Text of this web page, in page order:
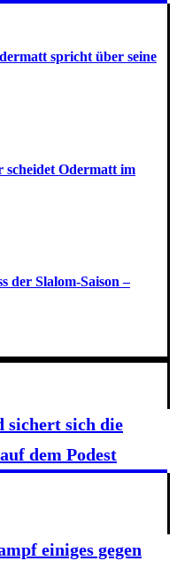
spricht über seine
scheidet Odermatt im
der Slalom-Saison –
sichert sich die
dem Podest
einiges gegen